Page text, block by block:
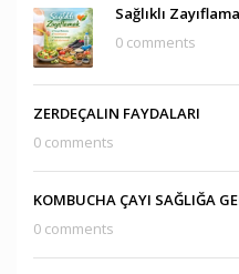
Sağlıklı
0 comments
ZERDEÇALIN FAYDALARI
0 comments
KOMBUCHA ÇAYI SAĞLIĞA
0 comments